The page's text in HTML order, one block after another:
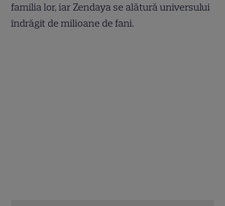
familia lor, iar Zendaya se alătură universului
îndrăgit de milioane de fani.